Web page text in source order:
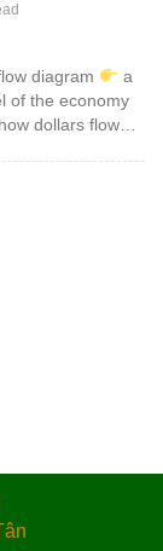
diagram
a
of the economy
dollars flow…